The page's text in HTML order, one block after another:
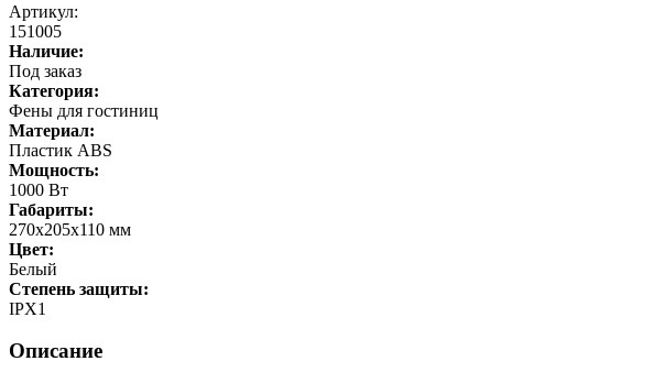
Артикул:
151005
Наличие:
Под заказ
Категория:
Фены для гостиниц
Материал:
Пластик ABS
Мощность:
1000 Вт
Габариты:
270х205х110 мм
Цвет:
Белый
Степень защиты:
IPХ1
Описание